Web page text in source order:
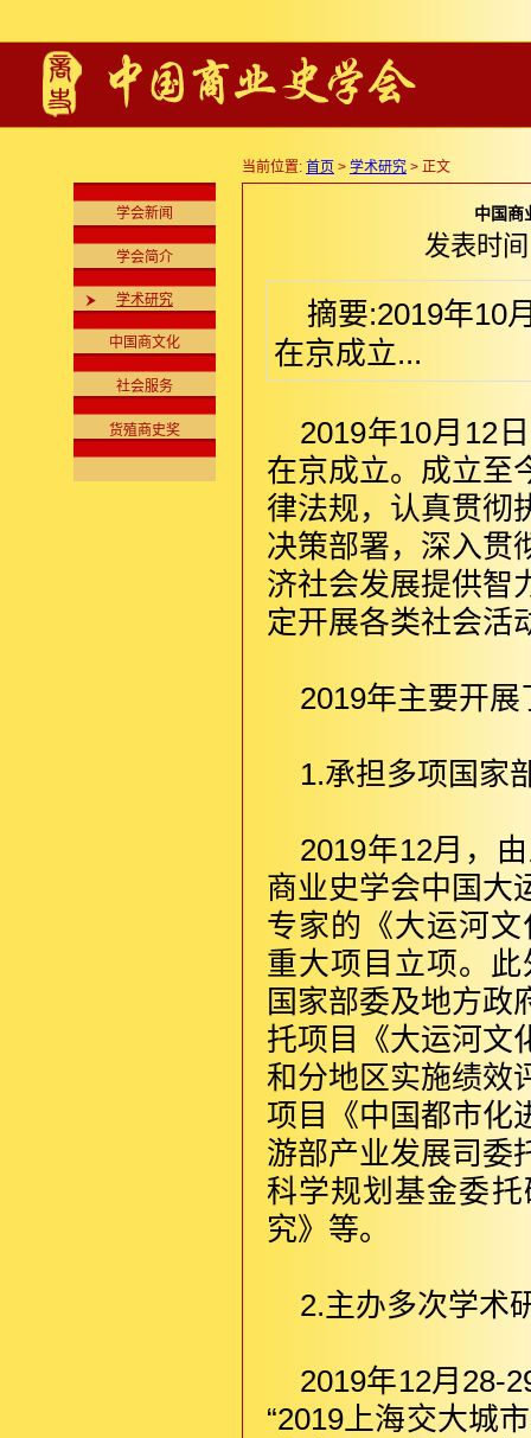
学会新闻
学会简介
学术研究
中国商文化
社会服务
货殖商史奖
当前位置: 首页 > 学术研究 > 正文
中国商
发表时
摘要:2019年10
在京成立...
2019年10月12
在京成立。成立至
律法规，认真贯彻
决策部署，深入贯
济社会发展提供智
定开展各类社会活
2019年主要开
1.承担多项国家
2019年12月，
商业史学会中国大
专家的《大运河
重大项目立项。
国家部委及地方政
托项目《大运河文
和分地区实施绩效
项目《中国都市化
游部产业发展司委
科学规划基金委
究》等。
2.主办多次学术
2019年12月28-
“2019上海交大城